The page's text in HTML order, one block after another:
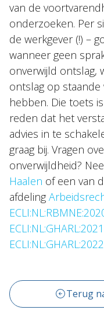
van de
onderzoeken. Per
de werkgever (!) –
wanneer geen
onverwijld ontslag,
ontslag op staande
hebben. Die toets
reden dat het
advies in te
graag bij. Vragen
onverwijldheid?
Haalen of een van
afdeling
Terug